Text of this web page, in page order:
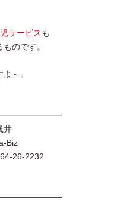
サービス も
のです。
～。
井
Biz
26-2232